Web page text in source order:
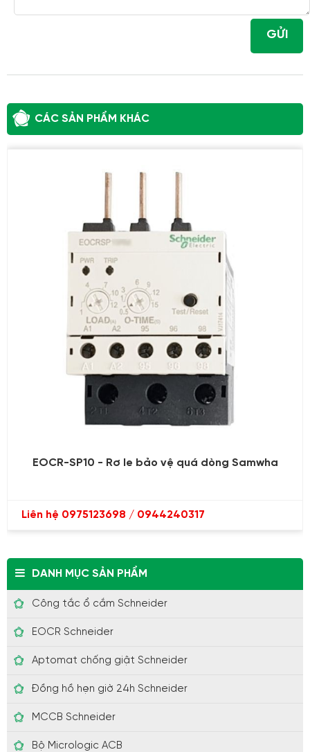
GỬI
CÁC SẢN PHẨM KHÁC
EOCR-SP10 - Rơ le bảo vệ quá dòng Samwha
Liên hệ 0975123698 / 0944240317
DANH MỤC SẢN PHẨM
Công tắc ổ cắm Schneider
EOCR Schneider
Aptomat chống giật Schneider
Đồng hồ hẹn giờ 24h Schneider
MCCB Schneider
Bộ Micrologic ACB